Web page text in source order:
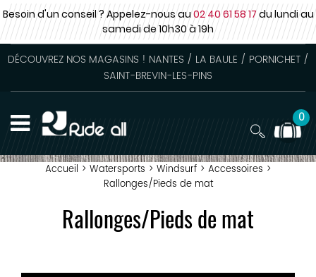
Besoin d'un conseil ? Appelez-nous au02 40 61 58 17du lundi au
samedide 10h30 à 19h
DÉCOUVREZ NOS MAGASINS ! NANTES / LA BAULE / PORNICHET /
SAINT-BREVIN-LES-PINS
0
Accueil > Watersports > Windsurf > Accessoires >
Rallonges/Pieds de mat
Rallonges/Pieds de mat